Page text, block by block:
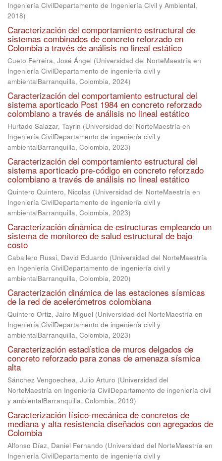
Ingeniería CivilDepartamento de Ingeniería Civil y Ambiental,
2018)
Caracterización del comportamiento estructural de
sistemas combinados de concreto reforzado en
Colombia a través de análisis no lineal estático
Cueto Ferreira, José Ángel (Universidad del NorteMaestría en
Ingeniería CivilDepartamento de ingeniería civil y
ambientalBarranquilla, Colombia, 2024)
Caracterización del comportamiento estructural del
sistema aporticado Post 1984 en concreto reforzado
colombiano a través de análisis no lineal estático
Hurtado Salazar, Tayrin (Universidad del NorteMaestría en
Ingeniería CivilDepartamento de ingeniería civil y
ambientalBarranquilla, Colombia, 2023)
Caracterización del comportamiento estructural del
sistema aporticado pre-código en concreto reforzado
colombiano a través de análisis no lineal estático
Quintero Quintero, Nicolas (Universidad del NorteMaestría en
Ingeniería CivilDepartamento de ingeniería civil y
ambientalBarranquilla, Colombia, 2023)
Caracterización dinámica de estructuras empleando un
sistema de monitoreo de salud estructural de bajo
costo
Caballero Russi, David Eduardo (Universidad del NorteMaestría
en Ingeniería CivilDepartamento de ingeniería civil y
ambientalBarranquilla, Colombia, 2020)
Caracterización dinámica de las estaciones sísmicas
de la red de acelerómetros colombiana
Quintero Ortiz, Jairo Miguel (Universidad del NorteMaestría en
Ingeniería CivilDepartamento de ingeniería civil y
ambientalBarranquilla, Colombia, 2023)
Caracterización estadística de muros delgados de
concreto reforzado para zonas de amenaza sísmica
alta
Sánchez Vengoechea, Julio Arturo (Universidad del
NorteMaestría en Ingeniería CivilDepartamento de ingeniería civil
y ambientalBarranquilla, Colombia, 2019)
Caracterización físico-mecánica de concretos de
mediana y alta resistencia diseñados con agregados de
Colombia
Alfonso Díaz, Daniel Fernando (Universidad del NorteMaestría en
Ingeniería CivilDepartamento de ingeniería civil y